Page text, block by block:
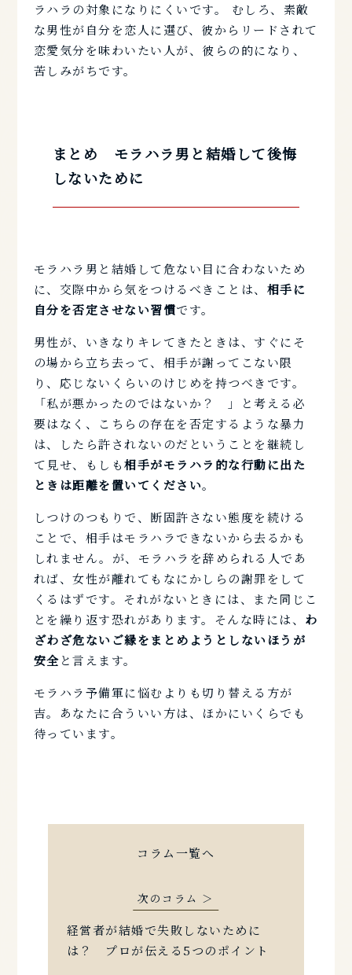
ラハラの対象になりにくいです。 むしろ、素敵
な男性が自分を恋人に選び、彼からリードされて
恋愛気分を味わいたい人が、彼らの的になり、
苦しみがちです。
まとめ モラハラ男と結婚して後悔
しないために
モラハラ男と結婚して危ない目に合わないため
に、交際中から気をつけるべきことは、 相手に
自分を否定させない習慣です。
男性が、いきなりキレてきたときは、すぐにそ
の場から立ち去って、相手が謝ってこない限
り、応じないくらいのけじめを持つべきです。
「私が悪かったのではないか？ 」と考える必
要はなく、こちらの存在を否定するような暴力
は、したら許されないのだということを継続し
て見せ、もしも相手がモラハラ的な行動に出た
ときは距離を置いてください。
しつけのつもりで、断固許さない態度を続ける
ことで、相手はモラハラできないから去るかも
しれません。が、モラハラを辞められる人であ
れば、女性が離れてもなにかしらの謝罪をして
くるはずです。それがないときには、また同じこ
とを繰り返す恐れがあります。そんな時には、 わ
ざわざ危ないご縁をまとめようとしないほうが
安全と言えます。
モラハラ予備軍に悩むよりも切り替える方が
吉。あなたに合ういい方は、ほかにいくらでも
待っています。
コラム一覧へ
経営者が結婚で失敗しないために
は？ プロが伝える5つのポイント